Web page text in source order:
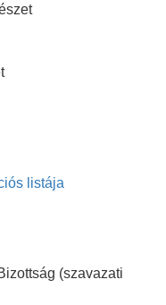
listája
(szavazati